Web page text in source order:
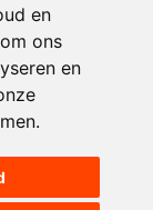
en
ons
en